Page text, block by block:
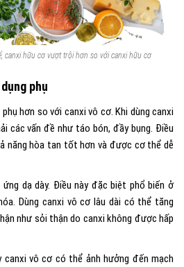
canxi hữu cơ vượt trội hơn so với canxi hữu cơ
phụ
hơn so với canxi vô cơ. Khi dùng canxi
các vấn đề như táo bón, đầy bụng. Điều
năng hòa tan tốt hơn và được cơ thể dễ
dạ dày. Điều này đặc biệt phổ biến ở
Dùng canxi vô cơ lâu dài có thể tăng
như sỏi thận do canxi không được hấp
vô cơ có thể ảnh hưởng đến mạch